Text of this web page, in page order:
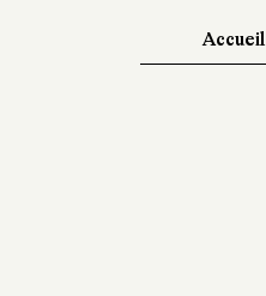
Accueil